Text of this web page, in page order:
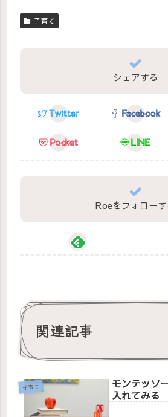
子育て
シェアする
Twitter Facebook
Pocket LINE
Roeをフォローす
関連記事
子育て
モンテッソ
入れてみる